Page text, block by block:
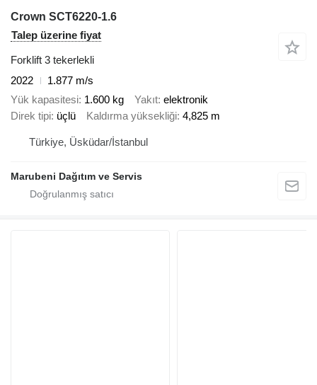
Crown SCT6220-1.6
Talep üzerine fiyat
Forklift 3 tekerlekli
2022
1.877 m/s
Yük kapasitesi 1.600 kg Yakıt elektronik
Direk tipi üçlü Kaldırma yüksekliği 4,825 m
Türkiye, Üsküdar/İstanbul
Marubeni Dağıtım ve Servis